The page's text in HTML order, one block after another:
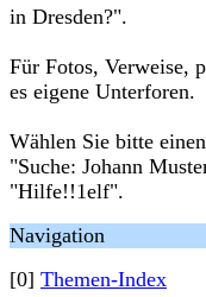
in Dresden?".
Für Fotos, Verweise,
es eigene Unterforen.
Wählen Sie bitte
"Suche: Johann
"Hilfe!!1elf".
Navigation
[0] Themen-Index